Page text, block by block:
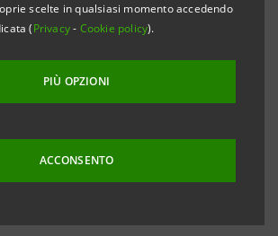
scelte in qualsiasi momento accedendo
(Privacy- Cookie policy).
PIÙ OPZIONI
ACCONSENTO
aggiornato, che è soggetto a possibili
approvazione dei risultati
consolidati relativi